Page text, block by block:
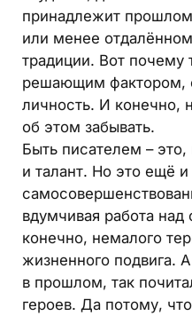
принадлежит
или менее
традиции. Вот почему
решающим
личность. И конечно,
об этом забывать.
Быть писателем –
и талант. Но это ещё
вдумчивая работа над
конечно, немалого
жизненного подвига.
в прошлом, так
героев. Да потому,